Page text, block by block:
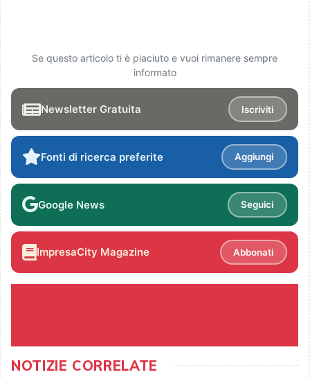
Se questo articolo ti è piaciuto e vuoi rimanere sempre
informato
Newsletter Gratuita Iscriviti
Fonti di ricerca preferite Aggiungi
Google News Seguici
ImpresaCity Magazine Abbonati
NOTIZIE CORRELATE